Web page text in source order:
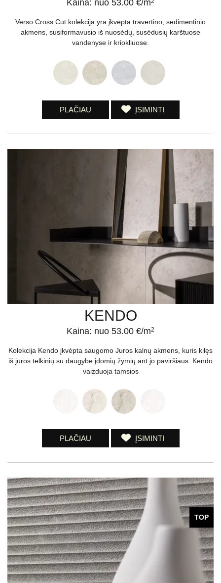
Kaina: nuo 53.00 €/m
Verso Cross Cut kolekcija yra įkvėpta travertino, sedimentinio
akmens, susiformavusio iš nuosėdų, susėdusių karštuose
vandenyse ir kriokliuose.
PLAČIAU ĮSIMINTI
KENDO
Kaina: nuo 53.00 €/m2
Kolekcija Kendo įkvėpta saugomo Juros kalnų akmens, kuris kilęs
iš jūros telkinių su daugybe įdomių žymių ant jo paviršiaus. Kendo
vaizduoja tamsios
PLAČIAU ĮSIMINTI
TOP